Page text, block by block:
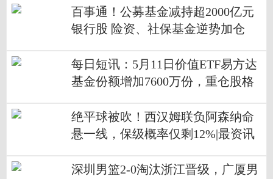
百事通！公募基金减持超2000亿元
银行股 险资、社保基金逆势加仓
每日短讯：5月11日价值ETF易方达
基金份额增加7600万份，重仓股格
绝平球被吹！西汉姆联负阿森纳命
悬一线，保级概率仅剩12%|最资讯
深圳男篮2-0淘汰浙江晋级，广厦男